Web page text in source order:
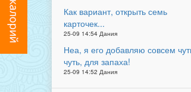
Как вариант, открыть семь
карточек...
25-09 14:54 Дания
Неа, я его добавляю совсем
чуть, для запаха!
25-09 14:52 Дания